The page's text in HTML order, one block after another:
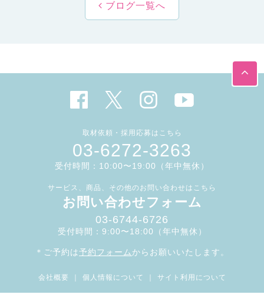
ブログ一覧へ
取材依頼・採用応募はこちら
03-6272-3263
受付時間：10:00〜19:00（年中無休）
サービス、商品、その他のお問い合わせはこちら
お問い合わせフォーム
03-6744-6726
受付時間：9:00〜18:00（年中無休）
＊ご予約は予約フォーム からお願いいたします。
会社概要 ｜ 個人情報について ｜ サイト利用について